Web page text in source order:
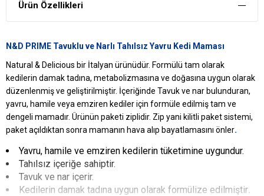
Ürün Özellikleri
N&D PRIME Tavuklu ve Narlı Tahılsız Yavru Kedi Maması
Natural & Delicious bir İtalyan ürünüdür. Formülü tam olarak
kedilerin damak tadına, metabolizmasına ve doğasına uygun olarak
düzenlenmiş ve geliştirilmiştir. İçeriğinde Tavuk ve nar bulunduran,
yavru, hamile veya emziren kediler için formüle edilmiş tam ve
dengeli mamadır. Ürünün paketi ziplidir. Zip yani kilitli paket sistemi,
paket açıldıktan sonra mamanın hava alıp bayatlamasını önler.
Yavru, hamile ve emziren kedilerin tüketimine uygundur.
Tahılsız içeriğe sahiptir.
Tavuk ve nar içerir.
Kedilerin damak tadına uygun olarak formülize edilmiştir.